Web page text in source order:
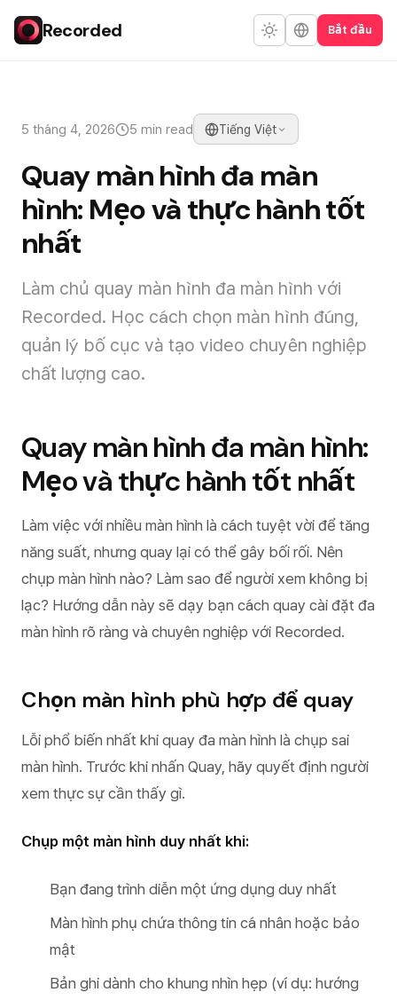
Recorded Bắt đầu
5 tháng 4, 2026 5 min read Tiếng Việt
Quay màn hình đa màn
hình: Mẹo và thực hành tốt
nhất
Làm chủ quay màn hình đa màn hình với
Recorded. Học cách chọn màn hình đúng,
quản lý bố cục và tạo video chuyên nghiệp
chất lượng cao.
Quay màn hình đa màn hình:
Mẹo và thực hành tốt nhất
Làm việc với nhiều màn hình là cách tuyệt vời để tăng
năng suất, nhưng quay lại có thể gây bối rối. Nên
chụp màn hình nào? Làm sao để người xem không bị
lạc? Hướng dẫn này sẽ dạy bạn cách quay cài đặt đa
màn hình rõ ràng và chuyên nghiệp với Recorded.
Chọn màn hình phù hợp để quay
Lỗi phổ biến nhất khi quay đa màn hình là chụp sai
màn hình. Trước khi nhấn Quay, hãy quyết định người
xem thực sự cần thấy gì.
Chụp một màn hình duy nhất khi:
Bạn đang trình diễn một ứng dụng duy nhất
Màn hình phụ chứa thông tin cá nhân hoặc bảo
mật
Bản ghi dành cho khung nhìn hẹp (ví dụ: hướng